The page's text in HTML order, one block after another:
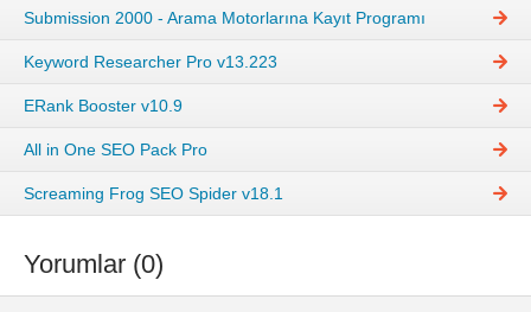
Submission 2000 - Arama Motorlarına Kayıt Programı
Keyword Researcher Pro v13.223
ERank Booster v10.9
All in One SEO Pack Pro
Screaming Frog SEO Spider v18.1
Yorumlar (0)